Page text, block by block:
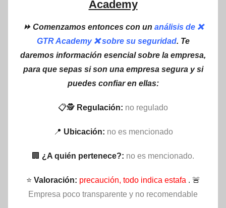
Academy
⏩ Comenzamos entonces con un análisis de ❌
GTR Academy ❌ sobre su seguridad. Te
daremos información esencial sobre la empresa,
para que sepas si son una empresa segura y si
puedes confiar en ellas:
📋🕵 Regulación: no regulado
📍 Ubicación: no es mencionado
🏢 ¿A quién pertenece?: no es mencionado.
⭐ Valoración: precaución, todo indica estafa . 🚨
Empresa poco transparente y no recomendable